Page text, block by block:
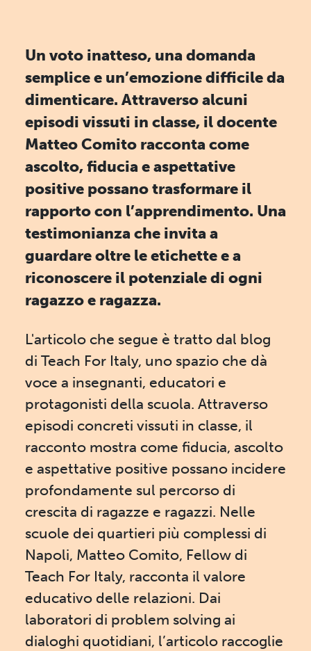
Un voto inatteso, una domanda
semplice e un’emozione difficile da
dimenticare. Attraverso alcuni
episodi vissuti in classe, il docente
Matteo Comito racconta come
ascolto, fiducia e aspettative
positive possano trasformare il
rapporto con l’apprendimento. Una
testimonianza che invita a
guardare oltre le etichette e a
riconoscere il potenziale di ogni
ragazzo e ragazza.
L'articolo che segue è tratto dal blog
di Teach For Italy, uno spazio che dà
voce a insegnanti, educatori e
protagonisti della scuola. Attraverso
episodi concreti vissuti in classe, il
racconto mostra come fiducia, ascolto
e aspettative positive possano incidere
profondamente sul percorso di
crescita di ragazze e ragazzi. Nelle
scuole dei quartieri più complessi di
Napoli, Matteo Comito, Fellow di
Teach For Italy, racconta il valore
educativo delle relazioni. Dai
laboratori di problem solving ai
dialoghi quotidiani, l’articolo raccoglie